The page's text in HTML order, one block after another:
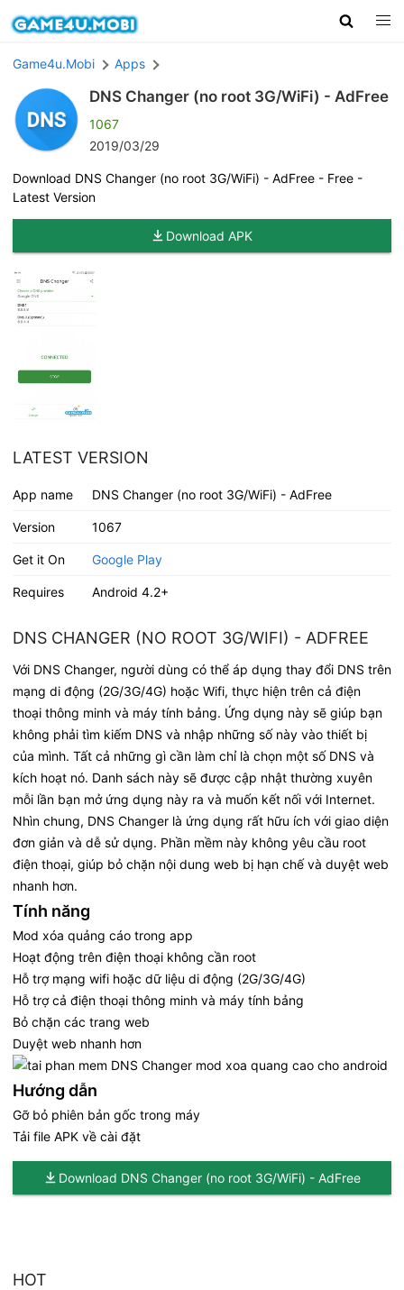
Game4u.Mobi Apps
DNS Changer (no root 3G/WiFi) - AdFree
1067
2019/03/29
Download DNS Changer (no root 3G/WiFi) - AdFree - Free -
Latest Version
Download APK
LATEST VERSION
App name DNS Changer (no root 3G/WiFi) - AdFree
Version 1067
Get it On Google Play
Requires Android 4.2+
DNS CHANGER (NO ROOT 3G/WIFI) - ADFREE
Với DNS Changer, người dùng có thể áp dụng thay đổi DNS trên
mạng di động (2G/3G/4G) hoặc Wifi, thực hiện trên cả điện
thoại thông minh và máy tính bảng. Ứng dụng này sẽ giúp bạn
không phải tìm kiếm DNS và nhập những số này vào thiết bị
của mình. Tất cả những gì cần làm chỉ là chọn một số DNS và
kích hoạt nó. Danh sách này sẽ được cập nhật thường xuyên
mỗi lần bạn mở ứng dụng này ra và muốn kết nối với Internet.
Nhìn chung, DNS Changer là ứng dụng rất hữu ích với giao diện
đơn giản và dễ sử dụng. Phần mềm này không yêu cầu root
điện thoại, giúp bỏ chặn nội dung web bị hạn chế và duyệt web
nhanh hơn.
Tính năng
Mod xóa quảng cáo trong app
Hoạt động trên điện thoại không cần root
Hỗ trợ mạng wifi hoặc dữ liệu di động (2G/3G/4G)
Hỗ trợ cả điện thoại thông minh và máy tính bảng
Bỏ chặn các trang web
Duyệt web nhanh hơn
Hướng dẫn
Gỡ bỏ phiên bản gốc trong máy
Tải file APK về cài đặt
Download DNS Changer (no root 3G/WiFi) - AdFree
HOT